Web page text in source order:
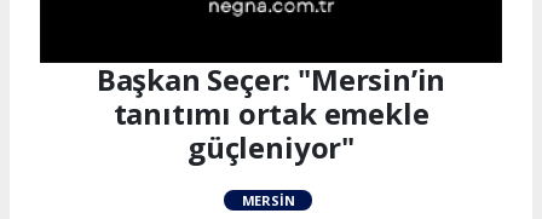
Başkan Seçer: "Mersin’in
tanıtımı ortak emekle
güçleniyor"
MERSIN